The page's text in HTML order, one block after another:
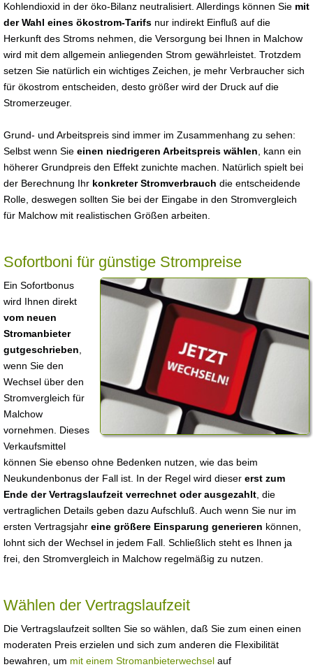
Kohlendioxid in der öko-Bilanz neutralisiert. Allerdings können Sie mit
der Wahl eines ökostrom-Tarifs nur indirekt Einfluß auf die
Herkunft des Stroms nehmen, die Versorgung bei Ihnen in Malchow
wird mit dem allgemein anliegenden Strom gewährleistet. Trotzdem
setzen Sie natürlich ein wichtiges Zeichen, je mehr Verbraucher sich
für ökostrom entscheiden, desto größer wird der Druck auf die
Stromerzeuger.
Grund- und Arbeitspreis sind immer im Zusammenhang zu sehen:
Selbst wenn Sie einen niedrigeren Arbeitspreis wählen , kann ein
höherer Grundpreis den Effekt zunichte machen. Natürlich spielt bei
der Berechnung Ihr konkreter Stromverbrauch die entscheidende
Rolle, deswegen sollten Sie bei der Eingabe in den Stromvergleich
für Malchow mit realistischen Größen arbeiten.
Sofortboni für günstige Strompreise
Ein Sofortbonus
wird Ihnen direkt
vom neuen
Stromanbieter
gutgeschrieben
wenn Sie den
Wechsel über den
Stromvergleich für
Malchow
vornehmen. Dieses
Verkaufsmittel
können Sie ebenso ohne Bedenken nutzen, wie das beim
Neukundenbonus der Fall ist. In der Regel wird dieser erst zum
Ende der Vertragslaufzeit verrechnet oder ausgezahlt , die
vertraglichen Details geben dazu Aufschluß. Auch wenn Sie nur im
ersten Vertragsjahr eine größere Einsparung generieren können,
lohnt sich der Wechsel in jedem Fall. Schließlich steht es Ihnen ja
frei, den Stromvergleich in Malchow regelmäßig zu nutzen.
Wählen der Vertragslaufzeit
Die Vertragslaufzeit sollten Sie so wählen, daß Sie zum einen einen
moderaten Preis erzielen und sich zum anderen die Flexibilität
bewahren, um mit einem Stromanbieterwechsel auf